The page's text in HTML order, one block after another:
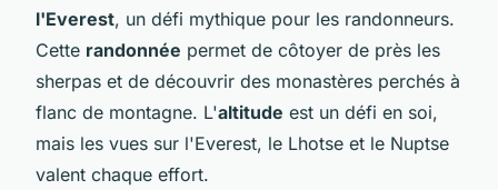
l'Everest, un défi mythique pour les randonneurs.
Cette randonnée permet de côtoyer de près les
sherpas et de découvrir des monastères perchés à
flanc de montagne. L'altitude est un défi en soi,
mais les vues sur l'Everest, le Lhotse et le Nuptse
valent chaque effort.